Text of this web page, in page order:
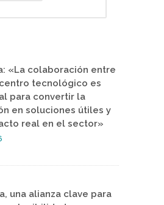
«La colaboración entre
tecnológico es
para convertir la
en soluciones útiles y
real en el sector»
una alianza clave para